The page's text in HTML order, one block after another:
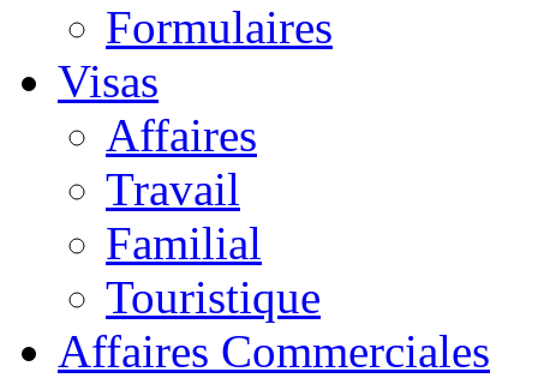
Formulaires
Visas
Affaires
Travail
Familial
Touristique
Affaires Commerciales